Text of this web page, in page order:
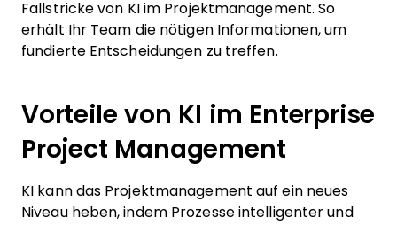
Fallstricke von KI im Projektmanagement. So
erhält Ihr Team die nötigen Informationen, um
fundierte Entscheidungen zu treffen.
Vorteile von KI im Enterprise
Project Management
KI kann das Projektmanagement auf ein neues
Niveau heben, indem Prozesse intelligenter und